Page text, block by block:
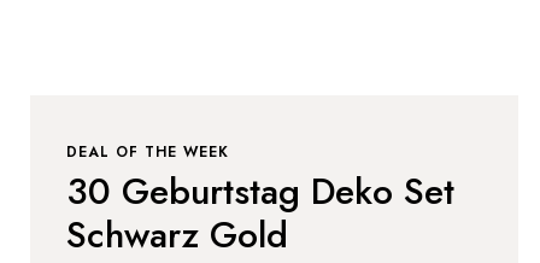
DEAL OF THE WEEK
30 Geburtstag Deko Set
Schwarz Gold